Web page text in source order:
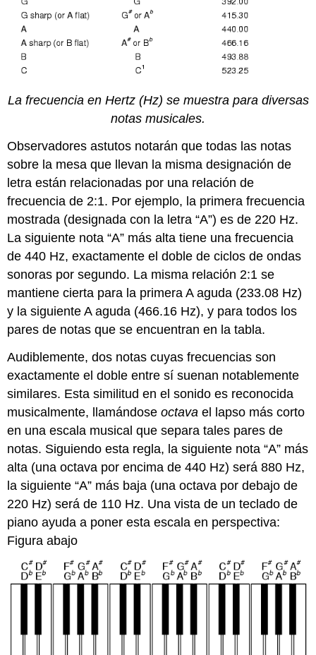
La frecuencia en Hertz (Hz) se muestra para diversas
notas musicales.
Observadores astutos notarán que todas las notas
sobre la mesa que llevan la misma designación de
letra están relacionadas por una relación de
frecuencia de 2:1. Por ejemplo, la primera frecuencia
mostrada (designada con la letra “A”) es de 220 Hz.
La siguiente nota “A” más alta tiene una frecuencia
de 440 Hz, exactamente el doble de ciclos de ondas
sonoras por segundo. La misma relación 2:1 se
mantiene cierta para la primera A aguda (233.08 Hz)
y la siguiente A aguda (466.16 Hz), y para todos los
pares de notas que se encuentran en la tabla.
Audiblemente, dos notas cuyas frecuencias son
exactamente el doble entre sí suenan notablemente
similares. Esta similitud en el sonido es reconocida
musicalmente, llamándoseoctava el lapso más corto
en una escala musical que separa tales pares de
notas. Siguiendo esta regla, la siguiente nota “A” más
alta (una octava por encima de 440 Hz) será 880 Hz,
la siguiente “A” más baja (una octava por debajo de
220 Hz) será de 110 Hz. Una vista de un teclado de
piano ayuda a poner esta escala en perspectiva:
Figura abajo